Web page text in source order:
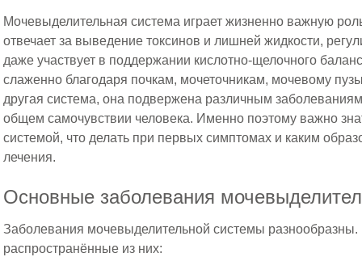
Мочевыделительная система играет жизненно важную
отвечает за выведение токсинов и лишней жидкости,
даже участвует в поддержании кислотно-щелочного
слаженно благодаря почкам, мочеточникам, мочевому
другая система, она подвержена различным
общем самочувствии человека. Именно поэтому важно
системой, что делать при первых симптомах и каким
лечения.
Основные заболевания
Заболевания мочевыделительной системы
распространённые из них: